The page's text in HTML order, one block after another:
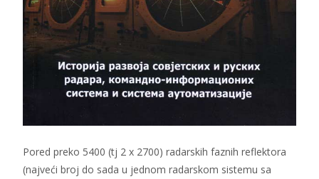
Pored preko 5400 (tj 2 x 2700) radarskih faznih reflektora
(najveći broj do sada u jednom radarskom sistemu sa